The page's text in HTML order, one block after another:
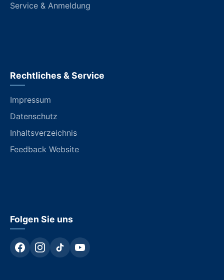
Service & Anmeldung
Rechtliches & Service
Impressum
Datenschutz
Inhaltsverzeichnis
Feedback Website
Folgen Sie uns